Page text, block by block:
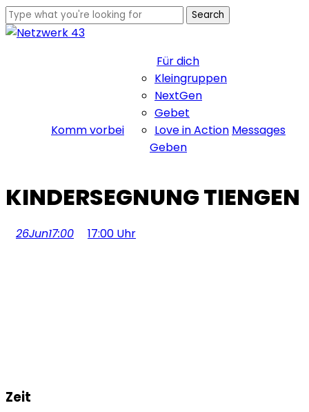
Skip
to
Search
Close
Komm vorbei
Für dich
Kleingruppen
NextGen
Gebet
Love in Action Messages
Geben
Menu
KINDERSEGNUNG TIENGEN
26Jun17:00 17:00 Uhr
Zeit